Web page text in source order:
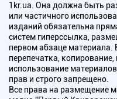
1kr.ua. Она должна быть
или частичного
изданий обязательна
систем гиперссылка,
первом абзаце
перепечатка,
использование
прав и строго запрещено.
Все права на размещение